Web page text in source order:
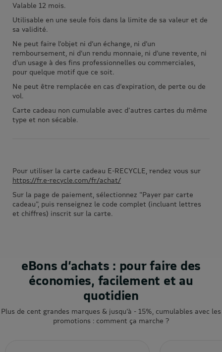
Valable 12 mois.
Utilisable en une seule fois dans la limite de sa valeur et de
sa validité.
Ne peut faire l’objet ni d’un échange, ni d’un
remboursement, ni d’un rendu monnaie, ni d’une revente, ni
d’un usage à des fins professionnelles ou commerciales,
pour quelque motif que ce soit.
Ne peut être remplacée en cas d’expiration, de perte ou de
vol.
Carte cadeau non cumulable avec d'autres cartes du même
type et non sécable.
Pour utiliser la carte cadeau E-RECYCLE, rendez vous sur
https://fr.e-recycle.com/fr/achat/
Sur la page de paiement, sélectionnez "Payer par carte
cadeau", puis renseignez le code complet (incluant lettres
et chiffres) inscrit sur la carte.
eBons d’achats : pour faire des
économies, facilement et au
quotidien
Plus de cent grandes marques & jusqu’à - 15%, cumulables avec les
promotions : comment ça marche ?